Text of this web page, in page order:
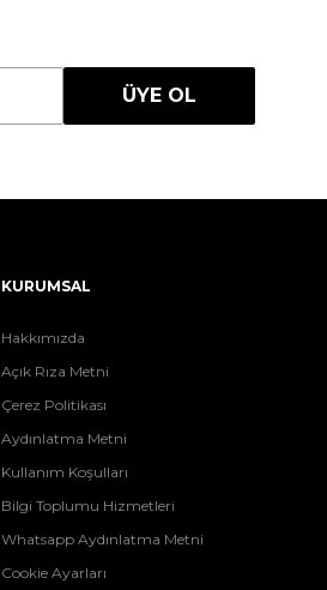
ÜYE OL
KURUMSAL
Hakkımızda
Açık Rıza Metni
Çerez Politikası
Aydınlatma Metni
Kullanım Koşulları
Bilgi Toplumu Hizmetleri
Whatsapp Aydınlatma Metni
Cookie Ayarları